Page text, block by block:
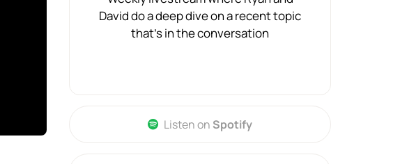
David do a deep dive on a recent topic
that's in the conversation
Listen on Spotify